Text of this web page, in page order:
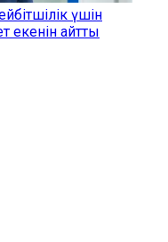
үшін
екенін айтты